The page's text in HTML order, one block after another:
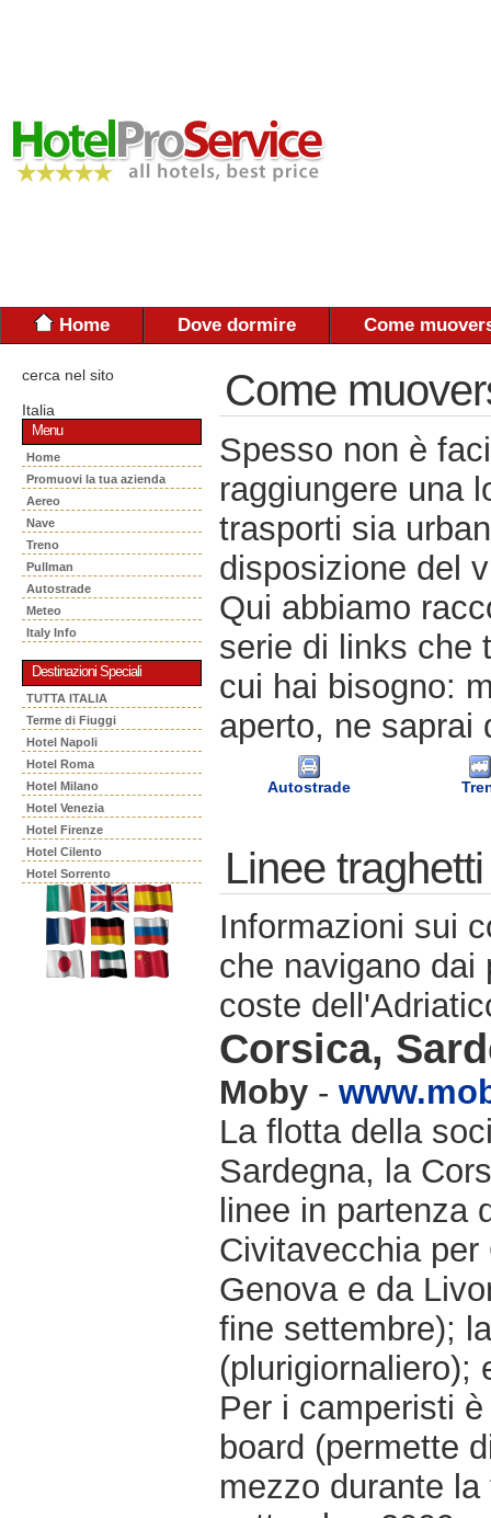
Home Dove dormire Come
cerca nel sito
Italia
Menu
Home
Promuovi la tua azienda
Aereo
Nave
Treno
Pullman
Autostrade
Meteo
Italy Info
Destinazioni Speciali
TUTTA ITALIA
Terme di Fiuggi
Hotel Napoli
Hotel Roma
Hotel Milano
Hotel Venezia
Hotel Firenze
Hotel Cilento
Hotel Sorrento
Come
Spesso non è
raggiungere una
trasporti sia
disposizione del
Qui abbiamo
serie di links che
cui hai bisogno:
aperto, ne saprai
Autostrade
Linee
Informazioni sui
che navigano dai
coste
Corsica,
Moby -
La flotta della
Sardegna, la
linee in partenza
Civitavecchia per
Genova e da
fine settembre);
Per i camperisti
board (permette
mezzo durante